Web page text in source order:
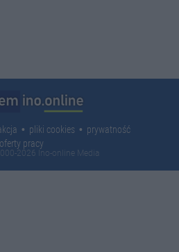
pliki cookies
prywatność
oferty pracy
2026 Ino-online Media